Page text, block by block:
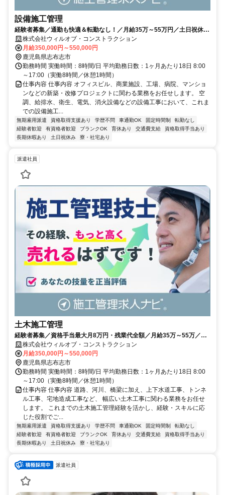
設備施工管理
経験者募集／通勤も快適＆転勤なし！／月給35万～55万円／土日祝休・
年休120日／過度な残業・休日出勤なし
株式会社ウィルオブ・コンストラクション
月給350,000円～550,000円
鹿児島県志布志市
勤務時間 実働時間：8時間/日 平均勤務日数：1ヶ月あたり18日 8:00
～17:00（実働8時間／休憩1時間）
仕事内容 仕事内容 オフィスビル、商業施設、工場、病院、マンショ
ンなどの新築・改修プロジェクトに関わる業務をお任せします。 空
調、給排水、衛生、電気、消火設備などの設備工事において、これま
での設備施工...
無期雇用派遣 資格取得支援あり 学歴不問 車通勤OK 固定時間制
転勤なし
経験者歓迎
有資格者歓迎 ブランクOK 育休あり 交通費支給
資格取得手当あり
長期休暇あり
土日祝休み 寮・社宅あり
派遣社員
土木施工管理
経験者募集／資格手当最大月8万円・残業代全額／月給35万～55万／転
勤・単身赴任なし
株式会社ウィルオブ・コンストラクション
月給350,000円～550,000円
鹿児島県志布志市
勤務時間 実働時間：8時間/日 平均勤務日数：1ヶ月あたり18日 8:00
～17:00（実働8時間／休憩1時間）
仕事内容 仕事内容 道路、河川、橋梁に加え、上下水道工事、トンネ
ル工事、宅地造成工事など、 幅広い土木工事に関わる業務をお任せ
します。 これまでの土木施工管理経験を活かし、経験・スキルに応
じた役割でご...
無期雇用派遣 資格取得支援あり 学歴不問 車通勤OK 固定時間制
転勤なし
経験者歓迎
有資格者歓迎 ブランクOK 育休あり 交通費支給
資格取得手当あり
長期休暇あり
土日祝休み 寮・社宅あり
派遣社員